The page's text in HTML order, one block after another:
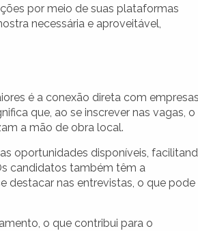
por meio de suas plataformas
necessária e aproveitável,
é a conexão direta com empresas
que, ao se inscrever nas vagas, o
a mão de obra local.
oportunidades disponíveis,
candidatos também têm a
destacar nas entrevistas, o que pode
o que contribui para o